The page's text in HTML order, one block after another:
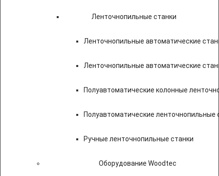
Ленточнопильные станки
Ленточнопильные автоматические
Ленточнопильные автоматические
Полуавтоматические колонные
Полуавтоматические ленточнопильные
Ручные ленточнопильные станки
Оборудование Woodtec